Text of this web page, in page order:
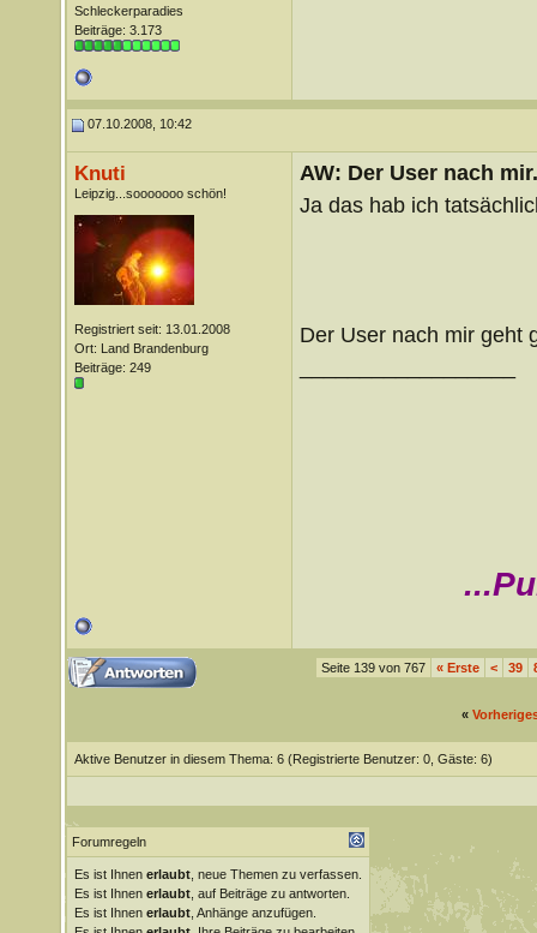
Schleckerparadies
Beiträge: 3.173
07.10.2008, 10:42
Knuti
Leipzig...sooooooo schön!
Registriert seit: 13.01.2008
Ort: Land Brandenburg
Beiträge: 249
AW: Der User nach
Ja das hab ich
Der User nach mir geht
Seite 139 von 767 «Erste < 39
«
Aktive Benutzer in diesem Thema: 6 (Registrierte Benutzer: 0, Gäste: 6)
Forumregeln
Es ist Ihnen erlaubt, neue Themen zu verfassen.
Es ist Ihnen erlaubt, auf Beiträge zu antworten.
Es ist Ihnen erlaubt, Anhänge anzufügen.